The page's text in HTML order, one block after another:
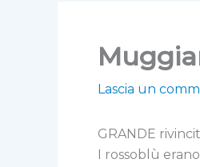
Lascia un
GRANDE
I rossoblù